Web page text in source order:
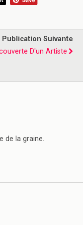
Publication Suivante
D'un Artiste
de la graine.